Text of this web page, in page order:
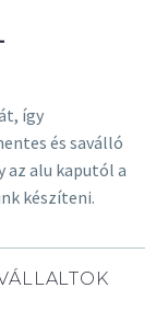
így
és saválló
az alu kaputól a
készíteni.